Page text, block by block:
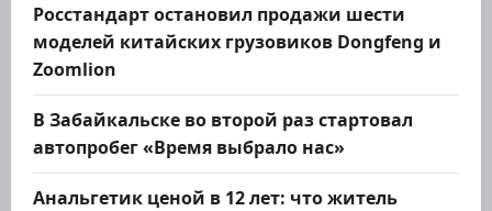
Росстандарт остановил продажи шести
моделей китайских грузовиков Dongfeng и
Zoomlion
В Забайкальске во второй раз стартовал
автопробег «Время выбрало нас»
Анальгетик ценой в 12 лет: что житель